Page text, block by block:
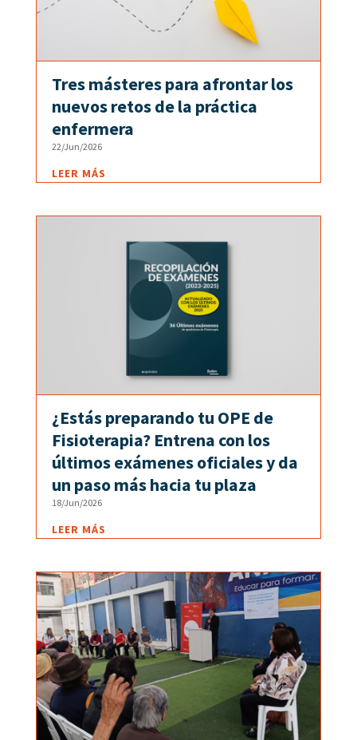
Tres másteres para afrontar los
nuevos retos de la práctica
enfermera
22/Jun/2026
LEER MÁS
¿Estás preparando tu OPE de
Fisioterapia? Entrena con los
últimos exámenes oficiales y da
un paso más hacia tu plaza
18/Jun/2026
LEER MÁS